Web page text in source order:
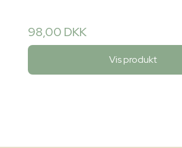
98,00 DKK
Vis produkt